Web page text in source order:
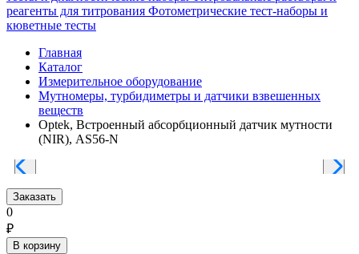
реагенты для титрования Фотометрические тест-наборы и
кюветные тесты
Главная
Каталог
Измерительное оборудование
Мутномеры, турбидиметры и датчики взвешенных
веществ
Optek, Встроенный абсорбционный датчик мутности
(NIR), AS56-N
Заказать
0
₽
В корзину